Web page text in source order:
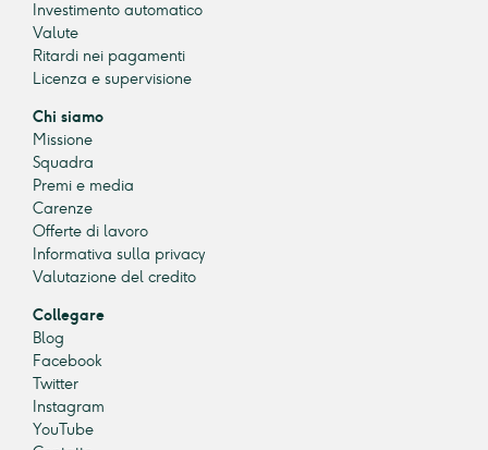
Investimento automatico
Valute
Ritardi nei pagamenti
Licenza e supervisione
Chi siamo
Missione
Squadra
Premi e media
Carenze
Offerte di lavoro
Informativa sulla privacy
Valutazione del credito
Collegare
Blog
Facebook
Twitter
Instagram
YouTube